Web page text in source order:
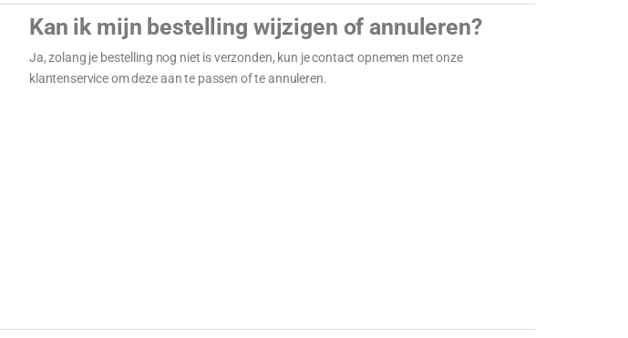
Kan ik mijn bestelling wijzigen of annuleren?
Ja, zolang je bestelling nog niet is verzonden, kun je contact opnemen met onze
klantenservice om deze aan te passen of te annuleren.